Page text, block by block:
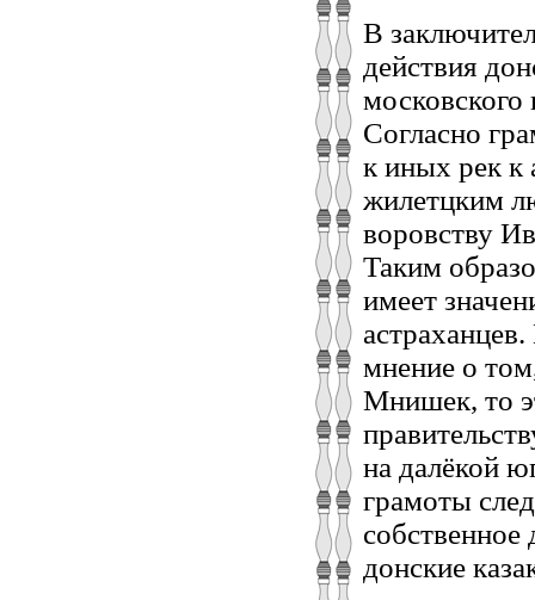
В
действия
московского
Согласно
к иных рек к
жилетцким
воровству
Таким
имеет
мнение о
Мнишек, то
на далёкой
грамоты
собственное
донские